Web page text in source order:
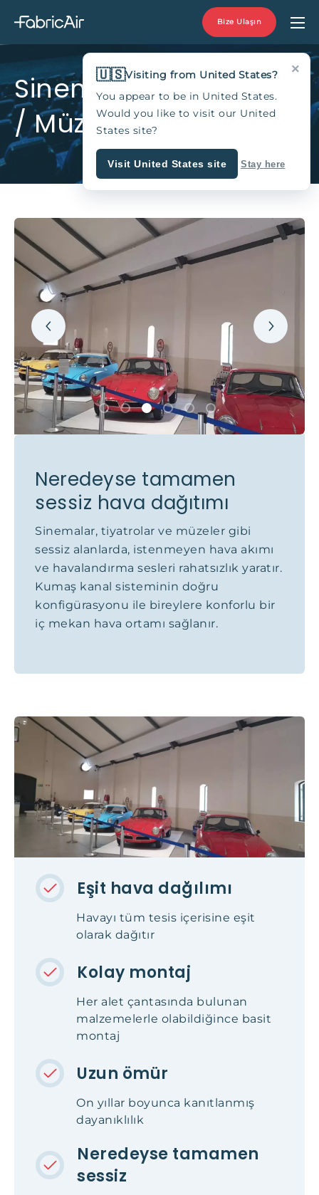
Bize Ulaşın
Sinemalar / Tiyatrolar
/ Müzeler
Neredeyse tamamen
sessiz hava dağıtımı
Sinemalar, tiyatrolar ve müzeler gibi
sessiz alanlarda, istenmeyen hava akımı
ve havalandırma sesleri rahatsızlık yaratır.
Kumaş kanal sisteminin doğru
konfigürasyonu ile bireylere konforlu bir
iç mekan hava ortamı sağlanır.
Eşit hava dağılımı
Havayı tüm tesis içerisine eşit
olarak dağıtır
Kolay montaj
Her alet çantasında bulunan
malzemelerle olabildiğince basit
montaj
Uzun ömür
On yıllar boyunca kanıtlanmış
dayanıklılık
Neredeyse tamamen
sessiz
×
🇺🇸Visiting from United States?
You appear to be in United States.
Would you like to visit our United
States site?
Visit United States site Stay here